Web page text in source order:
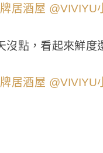
沒點，看起來鮮度